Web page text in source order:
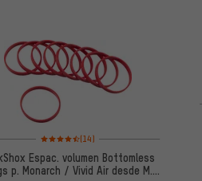
Valoración media: 4,5 de 5 basada en 14
(14)
Espac. volumen Bottomless
p. Monarch / Vivid Air desde M.